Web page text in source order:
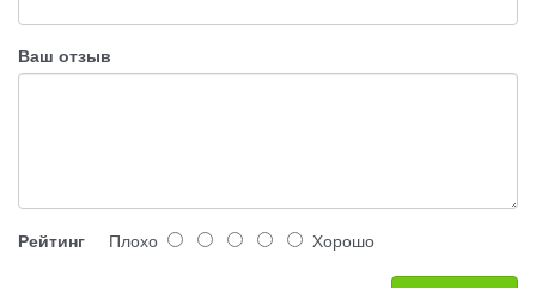
Ваш отзыв
Рейтинг Плохо Хорошо